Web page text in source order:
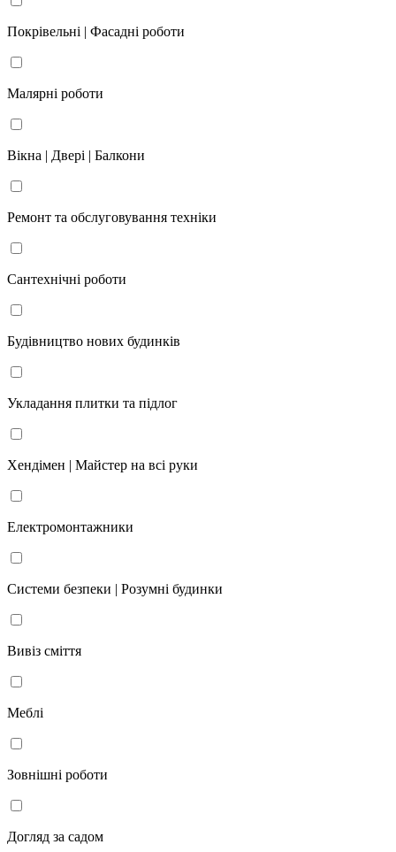
Покрівельні | Фасадні роботи
Малярні роботи
Вікна | Двері | Балкони
Ремонт та обслуговування техніки
Сантехнічні роботи
Будівництво нових будинків
Укладання плитки та підлог
Хендімен | Майстер на всі руки
Електромонтажники
Системи безпеки | Розумні будинки
Вивіз сміття
Меблі
Зовнішні роботи
Догляд за садом